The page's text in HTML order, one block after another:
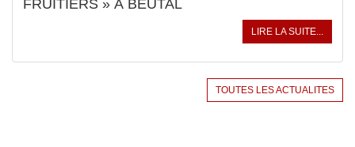
FRUITIERS » À BEUTAL
LIRE LA SUITE...
TOUTES LES ACTUALITES